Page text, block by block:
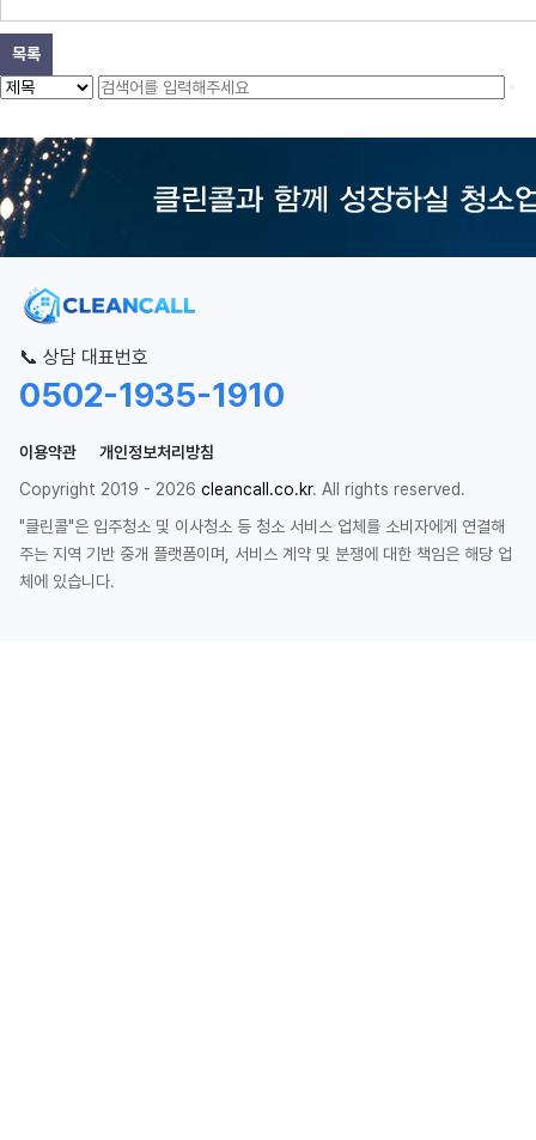
목록
📞 상담 대표번호
0502-1935-1910
이용약관
개인정보처리방침
Copyright 2019 - 2026 cleancall.co.kr. All rights reserved.
"클린콜"은 입주청소 및 이사청소 등 청소 서비스 업체를 소비자에게 연결해
주는 지역 기반 중개 플랫폼이며, 서비스 계약 및 분쟁에 대한 책임은 해당 업
체에 있습니다.